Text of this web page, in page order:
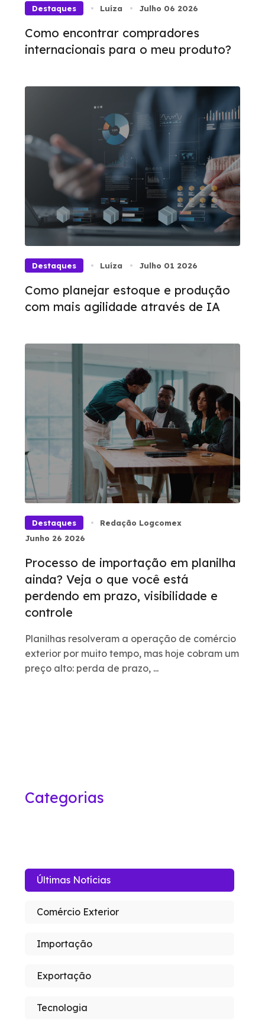
Destaques Luíza Julho 06 2026
Como encontrar compradores
internacionais para o meu produto?
Destaques Luíza Julho 01 2026
Como planejar estoque e produção
com mais agilidade através de IA
Destaques
Redação Logcomex
Junho 26 2026
Processo de importação em planilha
ainda? Veja o que você está
perdendo em prazo, visibilidade e
controle
Planilhas resolveram a operação de comércio
exterior por muito tempo, mas hoje cobram um
preço alto: perda de prazo, ...
Categorias
Últimas Notícias
Comércio Exterior
Importação
Exportação
Tecnologia